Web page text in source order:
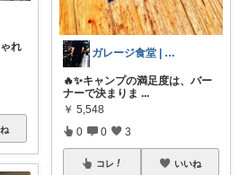
れ
ガレージ食堂 | 開業準備中
🔥✨キャンプの満足度は、バー
ナーで決まりま ...
￥ 5,548
0 0 3
コレ いいね